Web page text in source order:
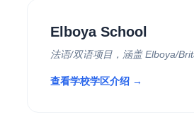
Elboya School
法语/双语项目，涵盖 Elboya/
查看学校学区介绍 →